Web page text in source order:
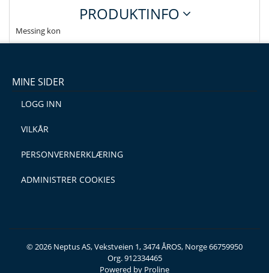
PRODUKTINFO
Messing kon
MINE SIDER
LOGG INN
VILKÅR
PERSONVERNERKLÆRING
ADMINISTRER COOKIES
© 2026 Neptus AS, Vekstveien 1, 3474 ÅROS, Norge 66759950
Org. 912334465
Powered by Proline